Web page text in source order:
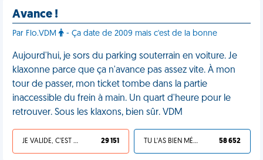
Avance !
Par Flo.VDM - Ça date de 2009 mais c'est de la bonne
Aujourd'hui, je sors du parking souterrain en voiture. Je
klaxonne parce que ça n'avance pas assez vite. À mon
tour de passer, mon ticket tombe dans la partie
inaccessible du frein à main. Un quart d'heure pour le
retrouver. Sous les klaxons, bien sûr. VDM
JE VALIDE, C'EST UNE VDM 29 151 TU L'AS BIEN MÉRITÉ 58 652